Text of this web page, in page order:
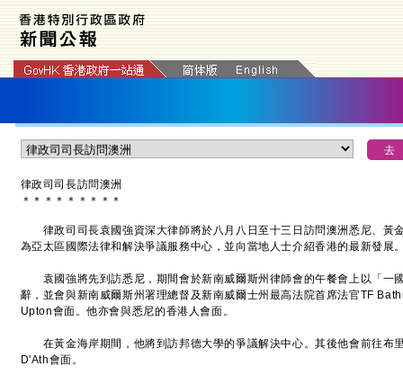
律政司司長訪問澳洲
＊ ＊ ＊ ＊ ＊ ＊ ＊ ＊ ＊
律政司司長袁國強資深大律師將於八月八日至十三日訪問澳洲悉尼、黃
為亞太區國際法律和解決爭議服務中心，並向當地人士介紹香港的最新發展
袁國強將先到訪悉尼，期間會於新南威爾斯州律師會的午餐會上以「一
辭，並會與新南威爾斯州署理總督及新南威爾士州最高法院首席法官TF
Upton會面。他亦會與悉尼的香港人會面。
在黃金海岸期間，他將到訪邦德大學的爭議解決中心。其後他會前往布
D'Ath會面。